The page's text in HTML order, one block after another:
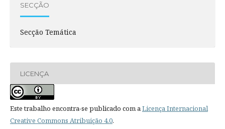
SECÇÃO
Secção Temática
LICENÇA
Este trabalho encontra-se publicado com aLicença Internacional
Creative Commons Atribuição 4.0.